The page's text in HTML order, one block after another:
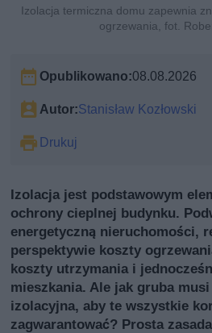
Izolacja termiczna domu zapewnia
ogrzewania, fot.
Opublikowano:08.08.2026
Autor:Stanisław Kozłowski
Drukuj
Izolacja jest podstawowym
ochrony cieplnej budynku.
energetyczną nieruchomości,
perspektywie koszty
koszty utrzymania i
mieszkania. Ale jak gruba
izolacyjna, aby te wszystkie
zagwarantować? Prosta